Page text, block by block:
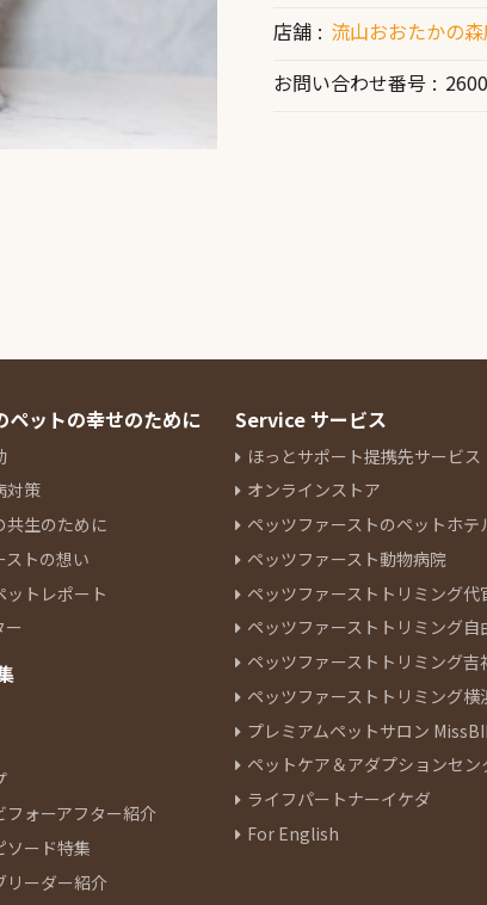
店舗
流山おおたかの
お問い合わせ番号
ペットの幸せのために
対策
共生のために
ストの想い
ットレポート
ー
フォーアフター紹介
ソード特集
リーダー紹介
Service サービス
ほっとサポート提携先サービス
オンラインストア
ペッツファーストのペットホテ
ペッツファースト動物病院
ペッツファーストトリミング代
ペッツファーストトリミング自
ペッツファーストトリミング吉
ペッツファーストトリミング横
プレミアムペットサロン
ペットケア＆アダプションセン
ライフパートナーイケダ
For English